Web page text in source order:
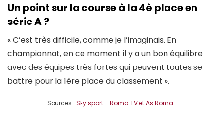
Un point sur la course à la 4è place en
série A ?
« C’est très difficile, comme je l’imaginais. En
championnat, en ce moment il y a un bon équilibre
avec des équipes très fortes qui peuvent toutes se
battre pour la 1ère place du classement ».
Sources : Sky sport–Roma TV et As Roma